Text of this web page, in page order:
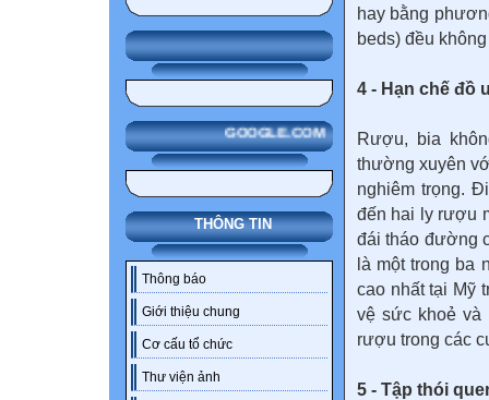
GOOGLE.COM
THÔNG TIN
Thông báo
Giới thiệu chung
Cơ cấu tổ chức
Thư viện ảnh
hay bằng
beds) đều
4 - Hạn chế đồ
Rượu, bia
thường xuyên
nghiêm trọng.
đến hai ly rượu
đái tháo đường
là một trong ba
cao nhất tại Mỹ
vệ sức khoẻ và
rượu trong các
5 - Tập thói